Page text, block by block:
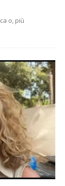
o, più